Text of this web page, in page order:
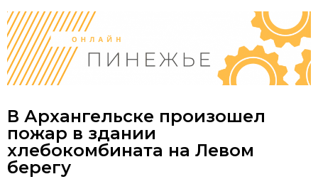
В Архангельске произошел
пожар в здании
хлебокомбината на Левом
берегу